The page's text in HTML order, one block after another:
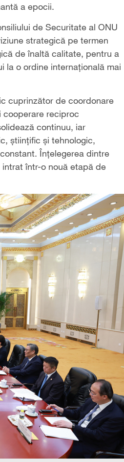
a epocii.
de Securitate al ONU
strategică pe termen
de înaltă calitate, pentru a
la o ordine internațională mai
cuprinzător de coordonare
reciproc
continuu, iar
științific și tehnologic,
Înțelegerea dintre
într-o nouă etapă de